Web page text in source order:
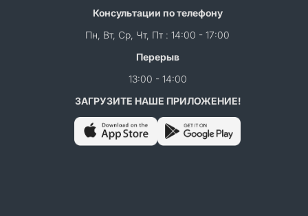
Консультации по телефону
Пн, Вт, Ср, Чт, Пт : 14:00 - 17:00
Перерыв
13:00 - 14:00
ЗАГРУЗИТЕ НАШЕ ПРИЛОЖЕНИЕ!